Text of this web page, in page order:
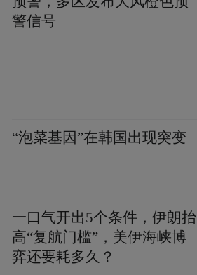
警信号
“泡菜基因”在韩国出现突变
一口气开出5个条件，伊朗抬
高“复航门槛”，美伊海峡博
弈还要耗多久？